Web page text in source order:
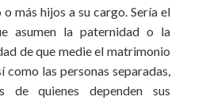
más hijos a su cargo. Sería el
asumen la paternidad o la
de que medie el matrimonio
como las personas separadas,
de quienes dependen sus